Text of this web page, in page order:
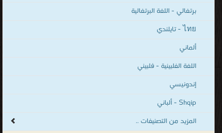
برتغالي - اللغة البرتغالية
ไทย - تايلندي
ألماني
اللغة الفلبينية - فلبيني
إندونيسي
Shqip - ألباني
المزيد من التصنيفات ..